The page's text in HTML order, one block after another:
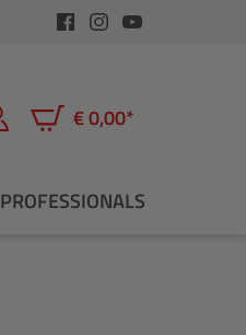
€ 0,00*
Warenkorb enthält 0
PROFESSIONALS